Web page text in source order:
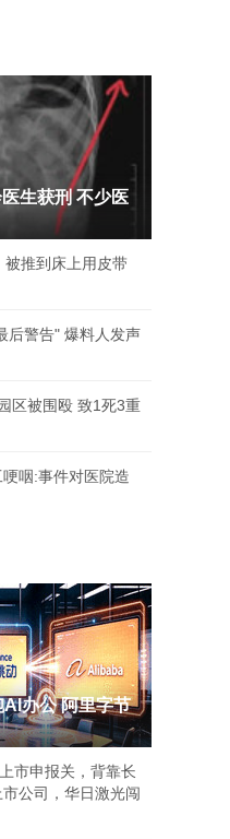
生获刑 不少医
推到床上用皮带
后警告" 爆料人发声
区被围殴 致1死3重
咽:事件对医院造
办公 阿里字节
市申报关，背靠长
公司，华日激光闯